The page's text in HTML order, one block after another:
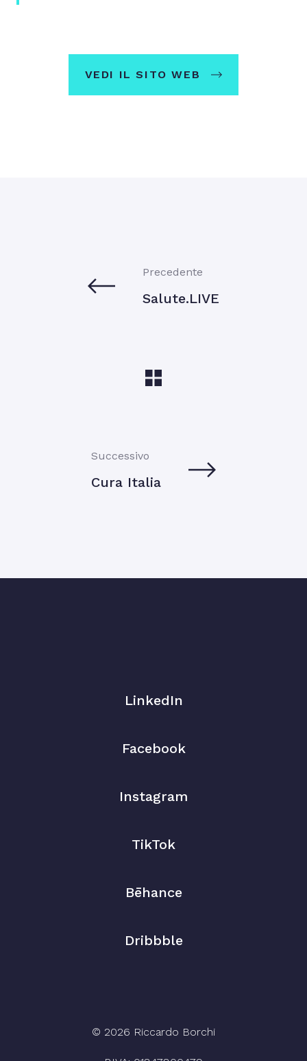
VEDI IL SITO WEB
Precedente
Salute.LIVE
Successivo
Cura Italia
LinkedIn
Facebook
Instagram
TikTok
Bēhance
Dribbble
© 2026 Riccardo Borchi